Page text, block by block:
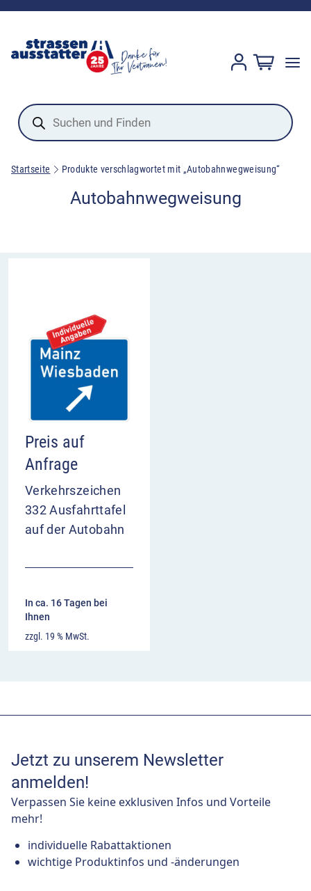
Products
search
Startseite Produkte verschlagwortet mit „Autobahnwegweisung“
Autobahnwegweisung
Preis auf
Anfrage
Verkehrszeichen
332 Ausfahrttafel
auf der Autobahn
In ca. 16 Tagen bei
Ihnen
zzgl. 19 % MwSt.
Jetzt zu unserem Newsletter
anmelden!
Verpassen Sie keine exklusiven Infos und Vorteile
mehr!
individuelle Rabattaktionen
wichtige Produktinfos und -änderungen